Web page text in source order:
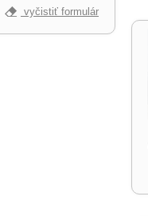
vyčistiť formulár